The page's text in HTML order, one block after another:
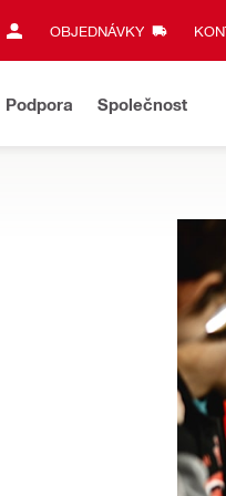
OBJEDNÁVKY
Podpora Společnost